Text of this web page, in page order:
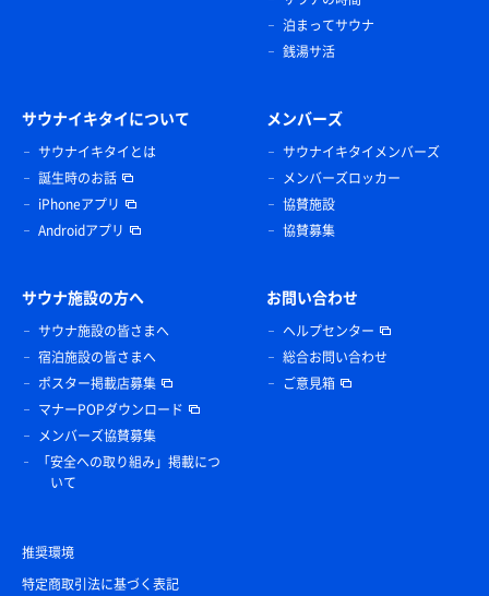
泊まってサウナ
銭湯サ活
サウナイキタイについて
サウナイキタイとは
誕生時のお話
iPhoneアプリ
Androidアプリ
メンバーズ
サウナイキタイメンバーズ
メンバーズロッカー
協賛施設
協賛募集
サウナ施設の方へ
サウナ施設の皆さまへ
宿泊施設の皆さまへ
ポスター掲載店募集
マナーPOPダウンロード
メンバーズ協賛募集
「安全への取り組み」掲載につ
いて
お問い合わせ
ヘルプセンター
総合お問い合わせ
ご意見箱
推奨環境
特定商取引法に基づく表記